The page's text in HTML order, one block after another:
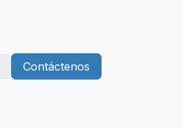
Contáctenos